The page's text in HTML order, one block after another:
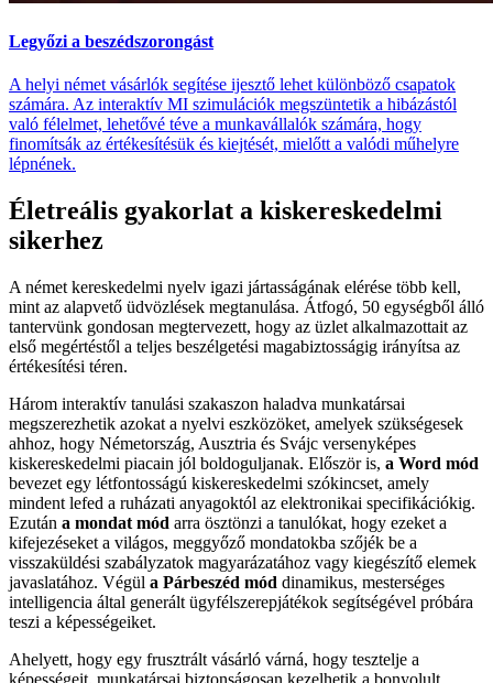
Legyőzi a beszédszorongást
A helyi német vásárlók segítése ijesztő lehet különböző csapatok
számára. Az interaktív MI szimulációk megszüntetik a hibázástól
való félelmet, lehetővé téve a munkavállalók számára, hogy
finomítsák az értékesítésük és kiejtését, mielőtt a valódi műhelyre
lépnének.
Életreális gyakorlat a kiskereskedelmi
sikerhez
A német kereskedelmi nyelv igazi jártasságának elérése több kell,
mint az alapvető üdvözlések megtanulása. Átfogó, 50 egységből álló
tantervünk gondosan megtervezett, hogy az üzlet alkalmazottait az
első megértéstől a teljes beszélgetési magabiztosságig irányítsa az
értékesítési téren.
Három interaktív tanulási szakaszon haladva munkatársai
megszerezhetik azokat a nyelvi eszközöket, amelyek szükségesek
ahhoz, hogy Németország, Ausztria és Svájc versenyképes
kiskereskedelmi piacain jól boldoguljanak. Először is, a Word mód
bevezet egy létfontosságú kiskereskedelmi szókincset, amely
mindent lefed a ruházati anyagoktól az elektronikai specifikációkig.
Ezután a mondat mód arra ösztönzi a tanulókat, hogy ezeket a
kifejezéseket a világos, meggyőző mondatokba szőjék be a
visszaküldési szabályzatok magyarázatához vagy kiegészítő elemek
javaslatához. Végül a Párbeszéd mód dinamikus, mesterséges
intelligencia által generált ügyfélszerepjátékok segítségével próbára
teszi a képességeiket.
Ahelyett, hogy egy frusztrált vásárló várná, hogy tesztelje a
képességeit, munkatársai biztonságosan kezelhetik a bonyolult